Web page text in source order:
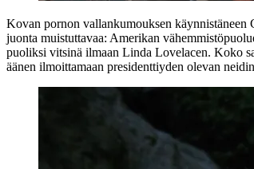
Kovan pornon vallankumouksen käynnistäneen
juonta muistuttavaa: Amerikan
puoliksi vitsinä ilmaan Linda Lovelacen. Koko
äänen ilmoittamaan presidenttiyden olevan